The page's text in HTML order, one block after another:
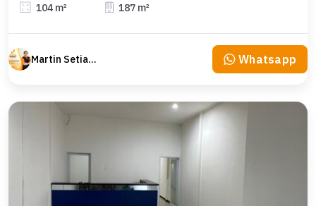
104 m² 187 m²
Martin Setiawan Tjandra Whatsapp